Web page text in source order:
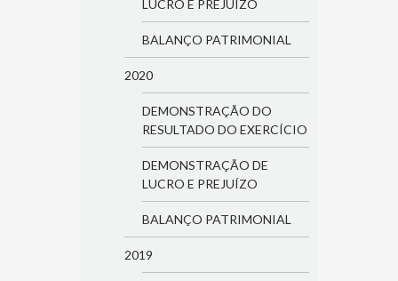
LUCRO E PREJUÍZO
BALANÇO PATRIMONIAL
2020
DEMONSTRAÇÃO DO
RESULTADO DO EXERCÍCIO
DEMONSTRAÇÃO DE
LUCRO E PREJUÍZO
BALANÇO PATRIMONIAL
2019